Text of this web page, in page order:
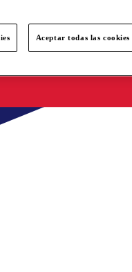
Aceptar todas las cookies